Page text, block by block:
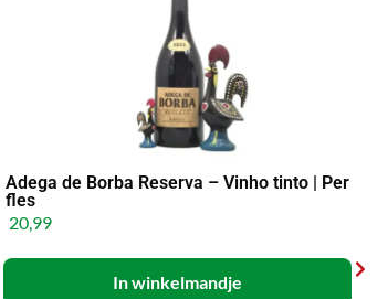
Adega de Borba Reserva – Vinho tinto | Per
fles
20,99
In winkelmandje